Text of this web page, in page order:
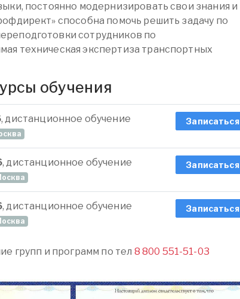
постоянно модернизировать свои знания и
способна помочь решить задачу по
сотрудников по
техническая экспертиза транспортных
обучения
, дистанционное обучение Записаться
, дистанционное обучение Записаться
, дистанционное обучение Записаться
групп и программ по тел 8 800 551-51-03